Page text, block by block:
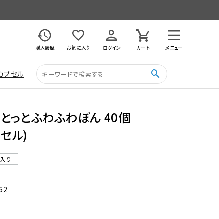
購入履歴
お気に入り ログイン カート メニュー
プセル search
っとふわふわぽん 40個
ル)
り